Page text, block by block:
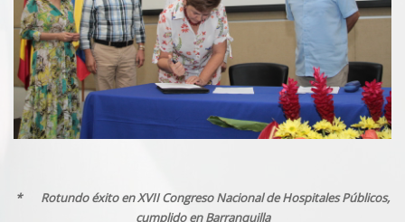
* Rotundo éxito en XVII Congreso Nacional de Hospitales Públicos,
cumplido en Barranquilla